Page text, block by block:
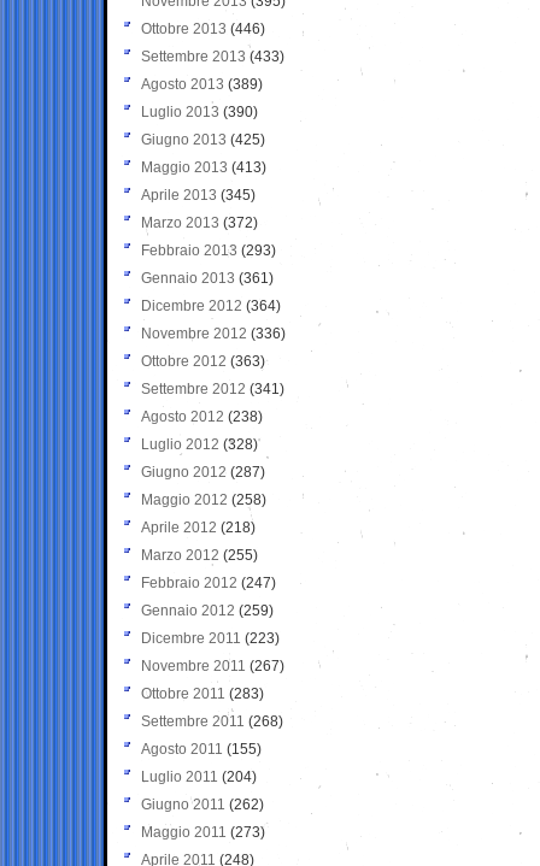
Ottobre 2013 (446)
Settembre 2013 (433)
Agosto 2013 (389)
Luglio 2013 (390)
Giugno 2013 (425)
Maggio 2013 (413)
Aprile 2013 (345)
Marzo 2013 (372)
Febbraio 2013 (293)
Gennaio 2013 (361)
Dicembre 2012 (364)
Novembre 2012 (336)
Ottobre 2012 (363)
Settembre 2012 (341)
Agosto 2012 (238)
Luglio 2012 (328)
Giugno 2012 (287)
Maggio 2012 (258)
Aprile 2012 (218)
Marzo 2012 (255)
Febbraio 2012 (247)
Gennaio 2012 (259)
Dicembre 2011 (223)
Novembre 2011 (267)
Ottobre 2011 (283)
Settembre 2011 (268)
Agosto 2011 (155)
Luglio 2011 (204)
Giugno 2011 (262)
Maggio 2011 (273)
Aprile 2011 (248)